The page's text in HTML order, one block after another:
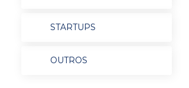
STARTUPS
OUTROS